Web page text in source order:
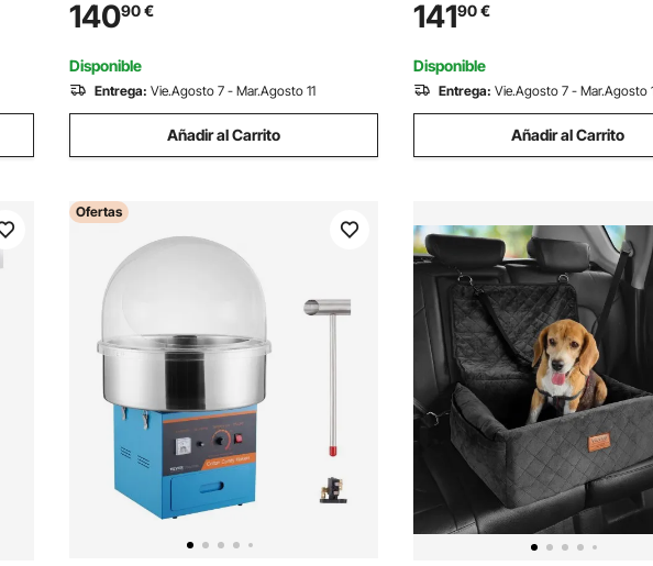
de Acero Inoxidable y Cuchara para
Azúcar, para Carnavales, Cumpleaños,
Fiestas, Rosa
14090€
Disponible
Entrega: Vie.Agosto 7 - Mar.Agosto 11
Añadir al Carrito
de Acero Inoxidable y Cuchara
Azúcar, para Carnavales,
Fiestas, Azul
14190€
Disponible
Entrega: Vie.Agosto 7 - Mar.Agosto
Añadir al Carrito
Ofertas